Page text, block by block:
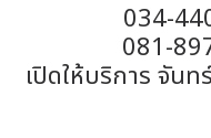
034-
081-
เปิดให้บริการ จันท